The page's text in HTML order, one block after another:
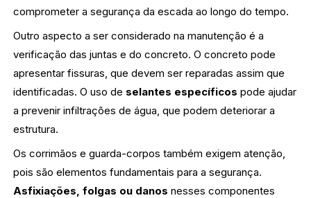
comprometer a segurança da escada ao longo do tempo.
Outro aspecto a ser considerado na manutenção é a
verificação das juntas e do concreto. O concreto pode
apresentar fissuras, que devem ser reparadas assim que
identificadas. O uso de selantes específicos pode ajudar
a prevenir infiltrações de água, que podem deteriorar a
estrutura.
Os corrimãos e guarda-corpos também exigem atenção,
pois são elementos fundamentais para a segurança.
Asfixiações, folgas ou danos nesses componentes